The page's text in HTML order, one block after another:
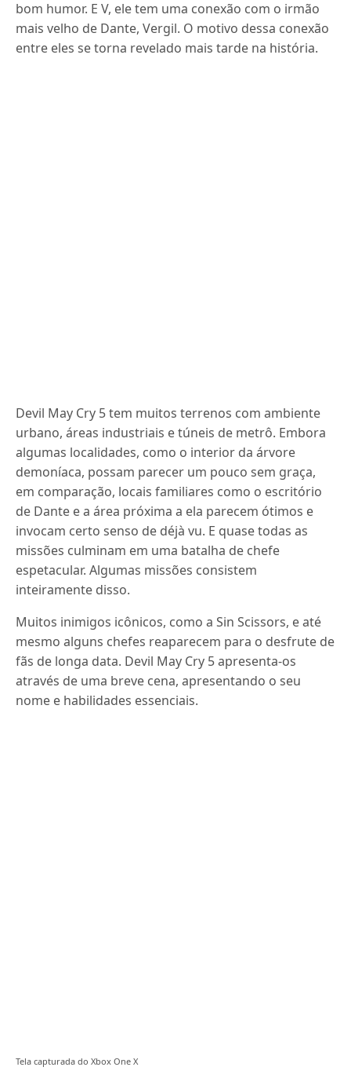
bom humor. E V, ele tem uma conexão com o irmão
mais velho de Dante, Vergil. O motivo dessa conexão
entre eles se torna revelado mais tarde na história.
Devil May Cry 5 tem muitos terrenos com ambiente
urbano, áreas industriais e túneis de metrô. Embora
algumas localidades, como o interior da árvore
demoníaca, possam parecer um pouco sem graça,
em comparação, locais familiares como o escritório
de Dante e a área próxima a ela parecem ótimos e
invocam certo senso de déjà vu. E quase todas as
missões culminam em uma batalha de chefe
espetacular. Algumas missões consistem
inteiramente disso.
Muitos inimigos icônicos, como a Sin Scissors, e até
mesmo alguns chefes reaparecem para o desfrute de
fãs de longa data. Devil May Cry 5 apresenta-os
através de uma breve cena, apresentando o seu
nome e habilidades essenciais.
Tela capturada do Xbox One X